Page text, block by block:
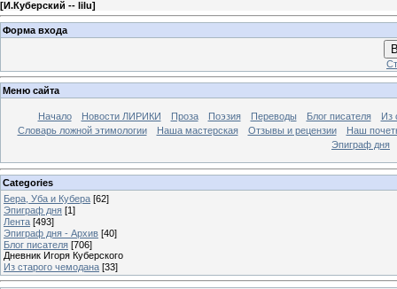
[И.Куберский -- lilu]
Форма входа
Меню сайта
Начало Новости ЛИРИКИ Проза Поэзия Переводы Блог писателя
Из
Словарь ложной этимологии
Наша мастерская Отзывы и рецензии
Наш
Эпиграф дня
Categories
Бера, Уба и Кубера [62]
Эпиграф дня [1]
Лента [493]
Эпиграф дня - Архив [40]
Блог писателя [706]
Дневник Игоря Куберского
Из старого чемодана [33]